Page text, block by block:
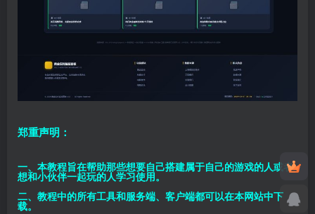
郑重声明：
一、本教程旨在帮助那些想要自己搭建属于自己的游戏的人或者
想和小伙伴一起玩的人学习使用。
二、教程中的所有工具和服务端、客户端都可以在本网站中下
载。